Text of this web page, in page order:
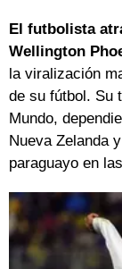
El futbolista
Wellington
la viralización
de su fútbol. Su
Mundo,
Nueva Zelanda
paraguayo en